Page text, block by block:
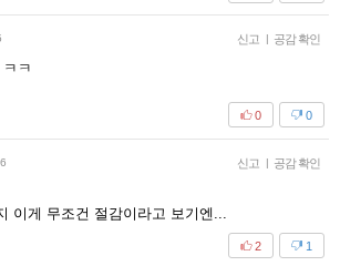
신고 | 공감 확인
ㅋ
0
0
신고 | 공감 확인
이게 무조건 절감이라고 보기엔...
1
2